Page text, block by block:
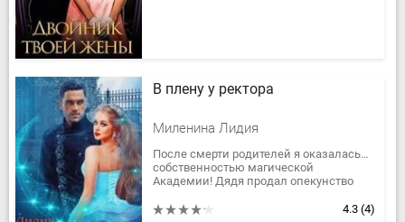
В плену у ректора
Миленина Лидия
После смерти родителей я оказалась…
собственностью магической
Академии! Дядя продал опекунство
прозванному "черным". Черный ректор
4.3 (4)